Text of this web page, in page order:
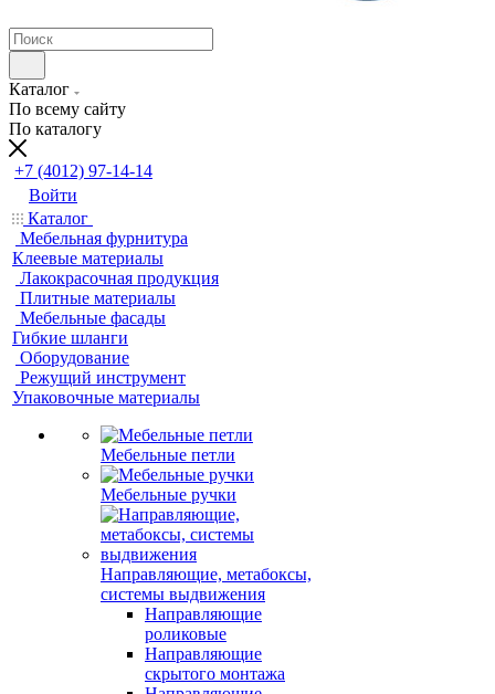
Каталог
По всему сайту
По каталогу
+7 (4012) 97-14-14
Войти
Каталог
Мебельная фурнитура
Клеевые материалы
Лакокрасочная продукция
Плитные материалы
Мебельные фасады
Гибкие шланги
Оборудование
Режущий инструмент
Упаковочные материалы
Мебельные петли
Мебельные ручки
Направляющие, метабоксы,
системы выдвижения
Направляющие
роликовые
Направляющие
скрытого монтажа